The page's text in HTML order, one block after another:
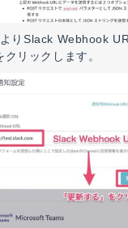
りSlack Webhook
クリックします。